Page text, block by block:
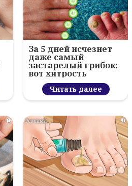
За 5 дней исчезнет
даже самый
застарелый грибок:
вот хитрость
Читать далее
i i